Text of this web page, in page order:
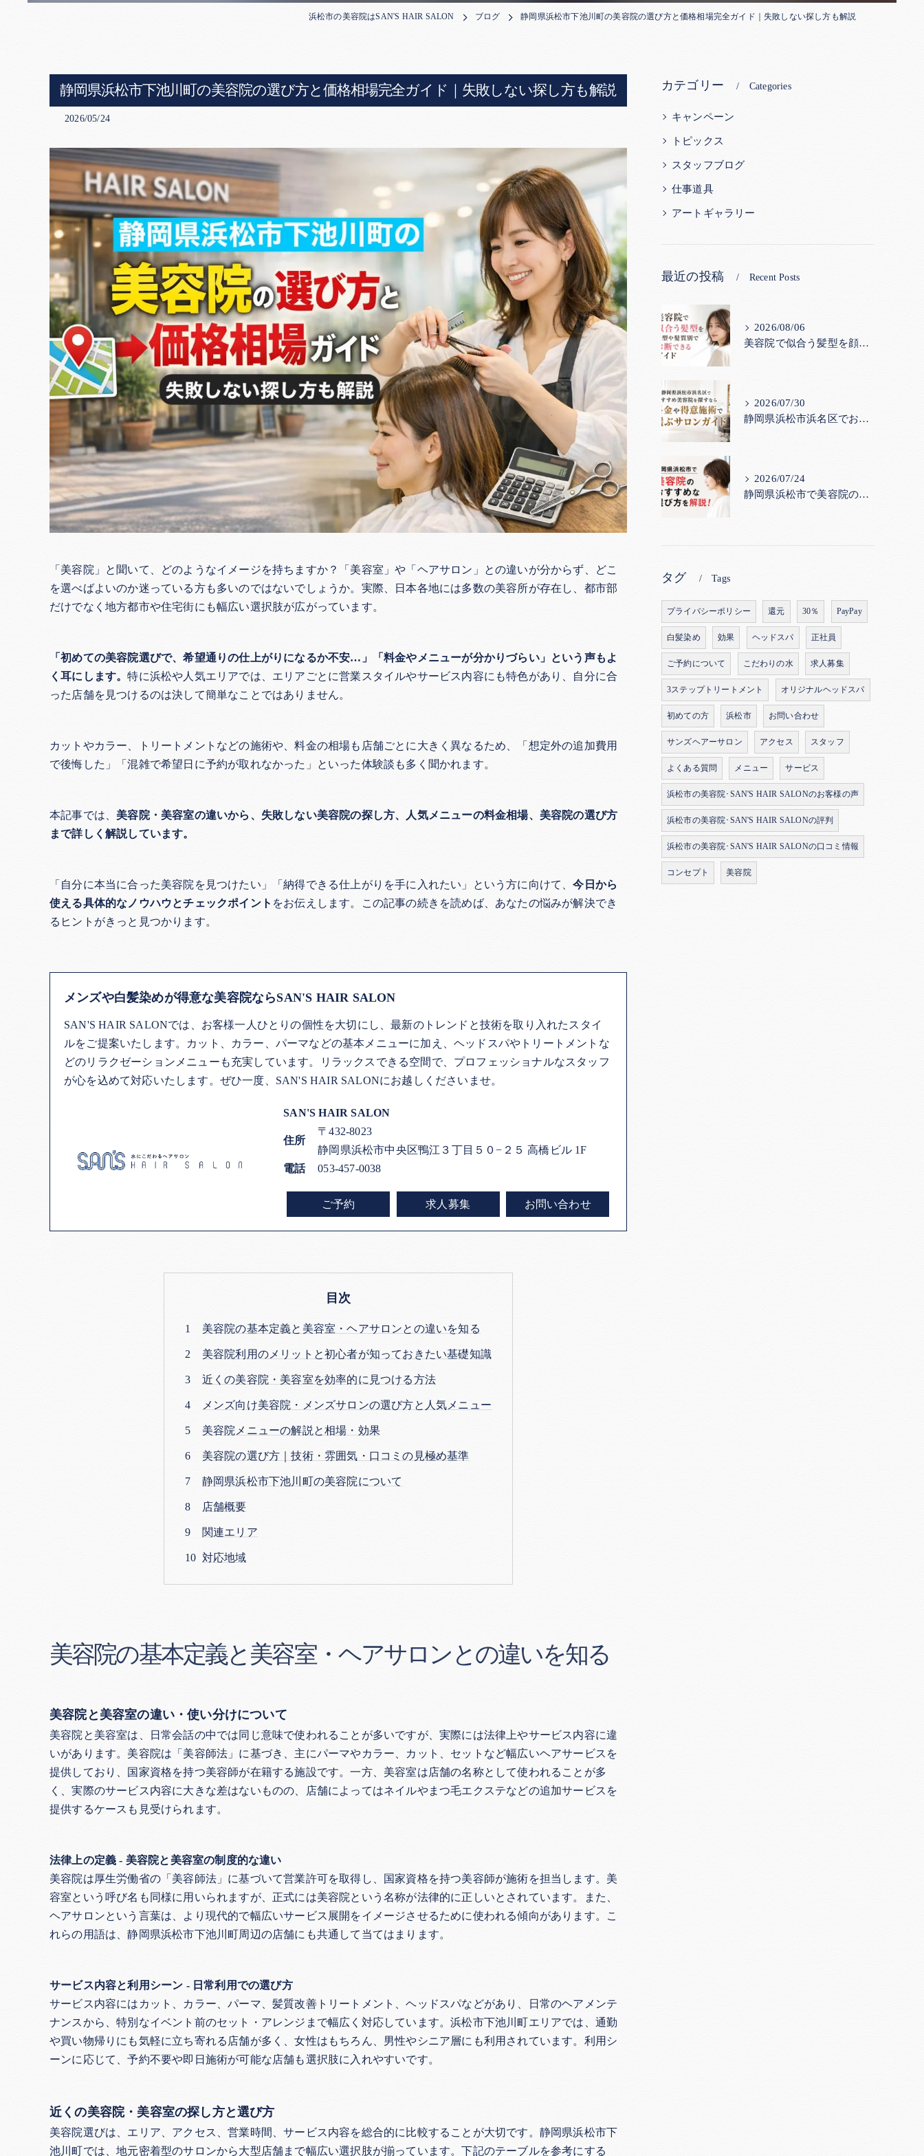
浜松市の美容院はSAN'S HAIR SALON ブログ 静岡県浜松市下池川町の美容院の選び方と価格相場完全ガイド｜失敗しない探し方も解説
静岡県浜松市下池川町の美容院の選び方と価格相場完全ガイド｜失敗しない探し方も解説
2026/05/24
「美容院」と聞いて、どのようなイメージを持ちますか？「美容室」や「ヘアサロン」との違いが分からず、どこ
を選べばよいのか迷っている方も多いのではないでしょうか。実際、日本各地には多数の美容所が存在し、都市部
だけでなく地方都市や住宅街にも幅広い選択肢が広がっています。
「初めての美容院選びで、希望通りの仕上がりになるか不安…」「料金やメニューが分かりづらい」という声もよ
く耳にします。特に浜松や人気エリアでは、エリアごとに営業スタイルやサービス内容にも特色があり、自分に合
った店舗を見つけるのは決して簡単なことではありません。
カットやカラー、トリートメントなどの施術や、料金の相場も店舗ごとに大きく異なるため、「想定外の追加費用
で後悔した」「混雑で希望日に予約が取れなかった」といった体験談も多く聞かれます。
本記事では、 美容院・美容室の違いから、失敗しない美容院の探し方、人気メニューの料金相場、美容院の選び方
まで詳しく解説しています。
「自分に本当に合った美容院を見つけたい」「納得できる仕上がりを手に入れたい」という方に向けて、今日から
使える具体的なノウハウとチェックポイント をお伝えします。この記事の続きを読めば、あなたの悩みが解決でき
るヒントがきっと見つかります。
メンズや白髪染めが得意な美容院ならSAN'S HAIR SALON
SAN'S HAIR SALONでは、お客様一人ひとりの個性を大切にし、最新のトレンドと技術を取り入れたスタイ
ルをご提案いたします。カット、カラー、パーマなどの基本メニューに加え、ヘッドスパやトリートメントな
どのリラクゼーションメニューも充実しています。リラックスできる空間で、プロフェッショナルなスタッフ
が心を込めて対応いたします。ぜひ一度、SAN'S HAIR SALONにお越しくださいませ。
SAN'S HAIR SALON
住所
〒432-8023
静岡県浜松市中央区鴨江３丁目５０−２５ 高橋ビル 1F
電話
053-457-0038
ご予約 求人募集 お問い合わせ
目次
美容院の基本定義と美容室・ヘアサロンとの違いを知る
美容院利用のメリットと初心者が知っておきたい基礎知識
近くの美容院・美容室を効率的に見つける方法
メンズ向け美容院・メンズサロンの選び方と人気メニュー
美容院メニューの解説と相場・効果
美容院の選び方｜技術・雰囲気・口コミの見極め基準
静岡県浜松市下池川町の美容院について
店舗概要
関連エリア
対応地域
美容院の基本定義と美容室・ヘアサロンとの違いを知る
美容院と美容室の違い・使い分けについて
美容院と美容室は、日常会話の中では同じ意味で使われることが多いですが、実際には法律上やサービス内容に違
いがあります。美容院は「美容師法」に基づき、主にパーマやカラー、カット、セットなど幅広いヘアサービスを
提供しており、国家資格を持つ美容師が在籍する施設です。一方、美容室は店舗の名称として使われることが多
く、実際のサービス内容に大きな差はないものの、店舗によってはネイルやまつ毛エクステなどの追加サービスを
提供するケースも見受けられます。
法律上の定義 - 美容院と美容室の制度的な違い
美容院は厚生労働省の「美容師法」に基づいて営業許可を取得し、国家資格を持つ美容師が施術を担当します。美
容室という呼び名も同様に用いられますが、正式には美容院という名称が法律的に正しいとされています。また、
ヘアサロンという言葉は、より現代的で幅広いサービス展開をイメージさせるために使われる傾向があります。こ
れらの用語は、静岡県浜松市下池川町周辺の店舗にも共通して当てはまります。
サービス内容と利用シーン - 日常利用での選び方
サービス内容にはカット、カラー、パーマ、髪質改善トリートメント、ヘッドスパなどがあり、日常のヘアメンテ
ナンスから、特別なイベント前のセット・アレンジまで幅広く対応しています。浜松市下池川町エリアでは、通勤
や買い物帰りにも気軽に立ち寄れる店舗が多く、女性はもちろん、男性やシニア層にも利用されています。利用シ
ーンに応じて、予約不要や即日施術が可能な店舗も選択肢に入れやすいです。
近くの美容院・美容室の探し方と選び方
美容院選びは、エリア、アクセス、営業時間、サービス内容を総合的に比較することが大切です。静岡県浜松市下
池川町では、地元密着型のサロンから大型店舗まで幅広い選択肢が揃っています。下記のテーブルを参考にする
カテゴリー Categories
キャンペーン
トピックス
スタッフブログ
仕事道具
アートギャラリー
最近の投稿 Recent Posts
2026/08/06
美容院で似合う髪型を顔型や髪質別で診断できるガイド
2026/07/30
静岡県浜松市浜名区でおすすめ美容院を探すなら｜料金や得意施術で選ぶサロンガイド
2026/07/24
静岡県浜松市で美容院のおすすめな選び方を解説！
タグ Tags
プライバシーポリシー 還元 30％ PayPay
白髪染め 効果 ヘッドスパ 正社員
ご予約について こだわりの水 求人募集
3ステップトリートメント オリジナルヘッドスパ
初めての方 浜松市 お問い合わせ
サンズヘアーサロン アクセス スタッフ
よくある質問 メニュー サービス
浜松市の美容院･SAN'S HAIR SALONのお客様の声
浜松市の美容院･SAN'S HAIR SALONの評判
浜松市の美容院･SAN'S HAIR SALONの口コミ情報
コンセプト 美容院